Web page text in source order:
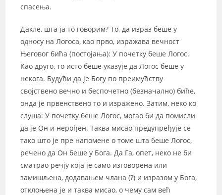
спасења.
Дакле, шта ја то говорим? То, да израз беше у
односу на Логоса, као прво, изражава вечност
Његовог бића (постојања): У почетку беше Логос.
Као друго, то исто беше указује да Логос беше у
некога. Будући да је Богу по преимућству
својствено вечно и беспочетно (безначално) биће,
онда је првенствено то и изражено. Затим, неко ко
слуша: У почетку беше Логос, могао би да помисли
да је Он и нерођен. Таква мисао предупређује се
тако што је пре напомене о томе шта беше Логос,
речено да Он беше у Бога. Да Га, опет, неко не би
сматрао речју која је само изговорена или
замишљена, додавањем члана (?) и изразом у Бога,
отклоњена је и таква мисао, о чему сам већ